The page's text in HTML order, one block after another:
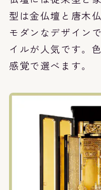
型は金仏壇と唐木
モダンなデザイン
イルが人気です。
感覚で選べます。